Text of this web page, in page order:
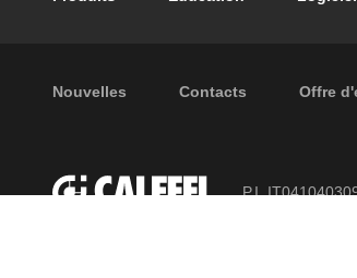
Footer secondary
Nouvelles Contacts Offre
P.I.